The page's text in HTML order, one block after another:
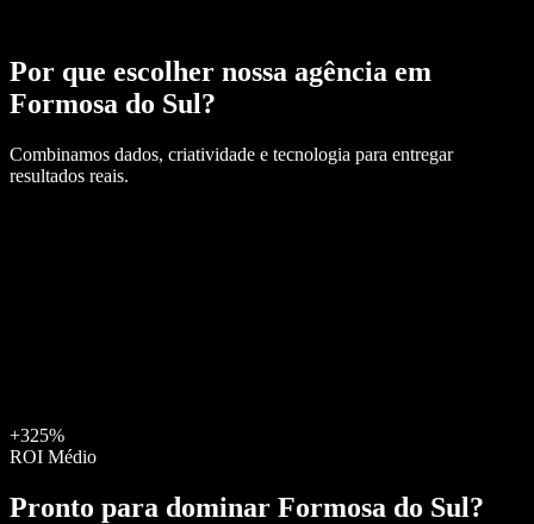
Por que escolher nossa agência em
Formosa do Sul?
Combinamos dados, criatividade e tecnologia para entregar
resultados reais.
+325%
ROI Médio
Pronto para dominar Formosa do Sul?